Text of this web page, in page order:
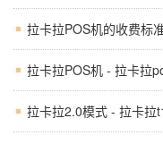
拉卡拉POS机的收费标准
拉卡拉POS机 - 拉卡拉
拉卡拉2.0模式 - 拉卡拉